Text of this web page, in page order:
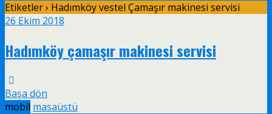
Etiketler › Hadımköy vestel Çamaşır makinesi servisi
26 Ekim 2018
Hadımköy çamaşır makinesi servisi
Başa dön
mobil masaüstü